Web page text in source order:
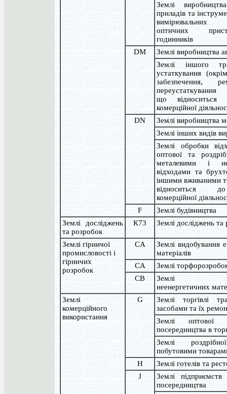
Землі
приладів та
вимірювальних
оптичних
годинників
DM
Землі виробництва
Землі іншого
устаткування
забезпечення,
переустаткування
що відноситься
комерційної
DN
Землі виробництва
Землі інших видів
Землі обробки
оптової та
металевими і
відходами та
іншими вживаними
відноситься
комерційної
F
Землі будівництва
Землі досліджень
та розробок
К73 Землі досліджень та
Землі гірничої
промисловості і
гірничих
розробок
CA
Землі видобування
матеріалів
CA
Землі
CB
Землі
неенергетичних
Землі
комерційного
використання
G
Землі торгівлі
засобами та їх
Землі оптової
посередництва в
Землі
побутовими
H
Землі готелів та
J
Землі підприємств
посередництва